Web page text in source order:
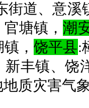
街道、意
官塘镇，潮
镇，饶平县:
新丰镇、饶
质灾害气